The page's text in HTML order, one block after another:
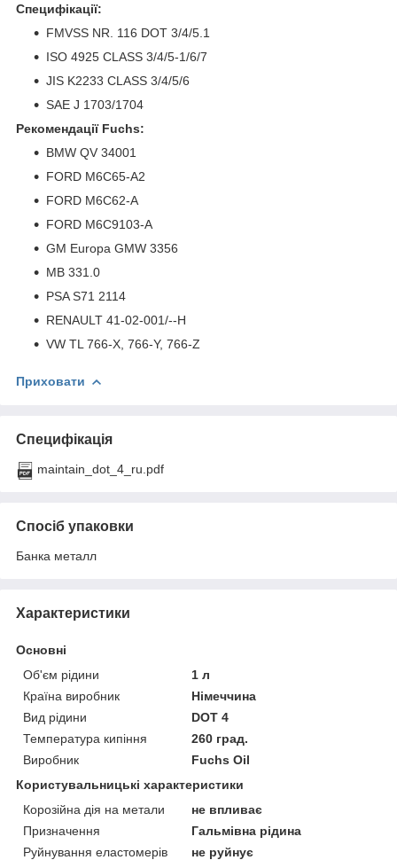
Специфікації:
FMVSS NR. 116 DOT 3/4/5.1
ISO 4925 CLASS 3/4/5-1/6/7
JIS K2233 CLASS 3/4/5/6
SAE J 1703/1704
Рекомендації Fuchs:
BMW QV 34001
FORD M6C65-A2
FORD M6C62-A
FORD M6C9103-A
GM Europa GMW 3356
MB 331.0
PSA S71 2114
RENAULT 41-02-001/--H
VW TL 766-X, 766-Y, 766-Z
Приховати
Специфікація
maintain_dot_4_ru.pdf
Спосіб упаковки
Банка металл
Характеристики
Основні
Об'єм рідини
1 л
Країна виробник
Німеччина
Вид рідини
DOT 4
Температура кипіння
260 град.
Виробник
Fuchs Oil
Користувальницькі характеристики
Корозійна дія на метали
не впливає
Призначення
Гальмівна рідина
Руйнування еластомерів
не руйнує